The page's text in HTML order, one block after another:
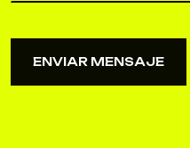
ENVIAR MENSAJE